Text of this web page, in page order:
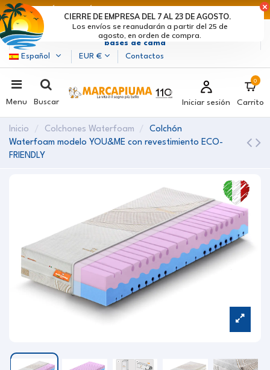
Marcapiuma| Fabricantes de colchones, almohadas y
bases de cama
Español
EUR € Contactos
Menu Buscar Iniciar sesión
0
Carrito
Inicio Colchones Waterfoam
Colchón
Waterfoam modelo YOU&ME con revestimiento ECO-
FRIENDLY
Los envíos se reanudarán a partir del 25 de
agosto, en orden de compra.
CIERRE DE EMPRESA DEL 7 AL 23 DE AGOSTO.